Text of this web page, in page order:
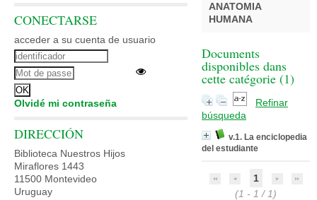
ANATOMIA
HUMANA
Documents
disponibles dans
cette catégorie (1)
Refinar
búsqueda
v.1. La enciclopedia
del estudiante
1
(1 - 1 / 1)
CONECTARSE
acceder a su cuenta de usuario
Olvidé mi contraseña
DIRECCIÓN
Biblioteca Nuestros Hijos
Miraflores 1443
11500 Montevideo
Uruguay